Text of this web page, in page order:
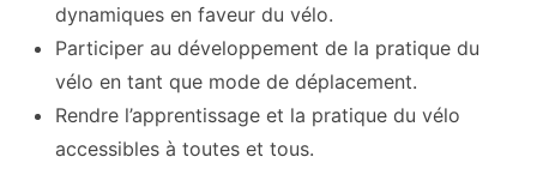
dynamiques en faveur du vélo.
Participer au développement de la pratique du
vélo en tant que mode de déplacement.
Rendre l’apprentissage et la pratique du vélo
accessibles à toutes et tous.